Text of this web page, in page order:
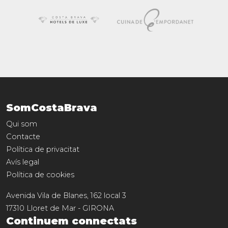
SomCostaBrava
Qui som
Contacte
Política de privacitat
Avís legal
Política de cookies
Avenida Vila de Blanes, 162 local 3
17310 Lloret de Mar - GIRONA
Continuem connectats